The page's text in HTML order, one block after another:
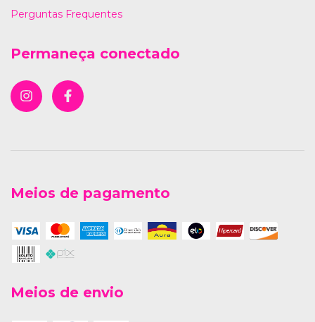
Perguntas Frequentes
Permaneça conectado
Meios de pagamento
Meios de envio